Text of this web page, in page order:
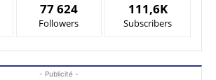
77 624
Followers
111,6K
Subscribers
- Publicité -